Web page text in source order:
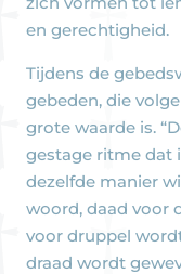
en gerechtigheid.
Tijdens de
gebeden, die
grote waarde is.
gestage ritme dat
dezelfde manier
woord, daad voor
voor druppel
draad wordt